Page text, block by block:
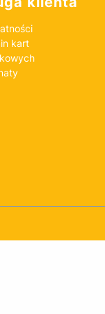
kart